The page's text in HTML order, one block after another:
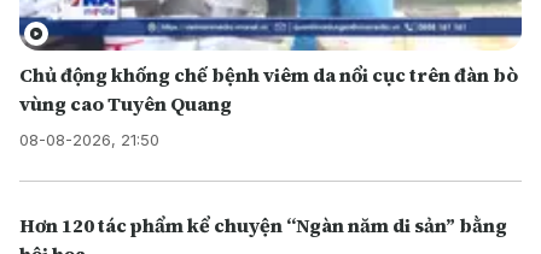
Chủ động khống chế bệnh viêm da nổi cục trên đàn bò
vùng cao Tuyên Quang
08-08-2026, 21:50
Hơn 120 tác phẩm kể chuyện “Ngàn năm di sản” bằng